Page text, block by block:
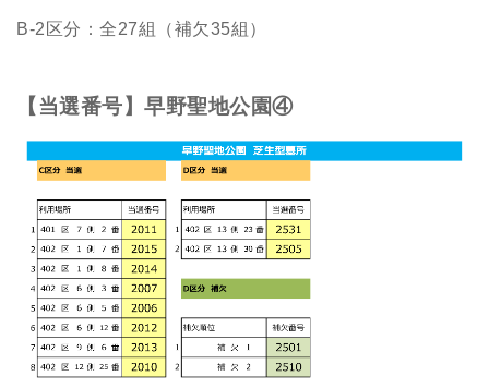
B-2区分：全27組（補欠35組）
【当選番号】早野聖地公園④